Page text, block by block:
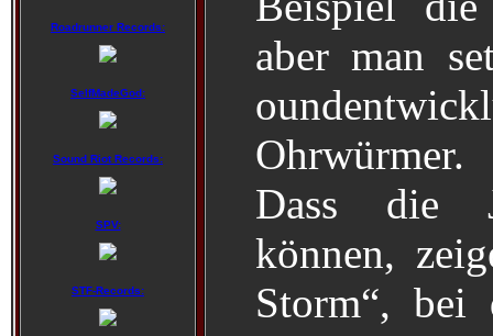
Roadrunner Records:
SelfMadeGod:
Sound Riot Records:
SPV:
STF-Records:
aber man
Ohrwürmer.
Dass die
können,
Storm“, bei